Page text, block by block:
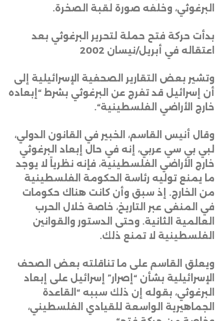
البرغوثي، وخلفه صورة لقبة الصخرة.
بدأت حركة فتح حملة لتحرير البرغوثي بعد
اعتقاله في أبريل/نيسان 2002
وتشير بعض التقارير الصحفية الإسرائيلية إلى
أن إسرائيل قد تفرج عن البرغوثي بشرط “إبعاده
خارج الأراضي الفلسطينية“.
وقال أنيس القاسم، الخبير في القانون الدولي،
لبي بي سي عربي، إنه في حال إبعاد البرغوثي
خارج الأراضي الفلسطينية، فإنه نظرياً لا يوجد
ما يمنع توليه رئاسة الحكومة الفلسطينية
من الخارج. إذ سبق وأن كانت هناك حكومات
في المنفى عبر التاريخ، خاصة خلال الحرب
العالمية الثانية. وحتى الدستور والقوانين
الفلسطينية لا تمنع ذلك.
ويعلق القاسم على ما تناقلته بعض الصحف
الإسرائيلية بشأن “إصرار” إسرائيل على إبعاد
البرغوثي، بقوله إن ذلك سببه “القاعدة
الجماهيرية الواسعة للقيادي الفلسطيني،